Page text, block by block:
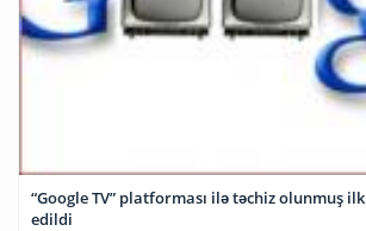
“Google TV” platforması ilə təchiz olunmuş
edildi